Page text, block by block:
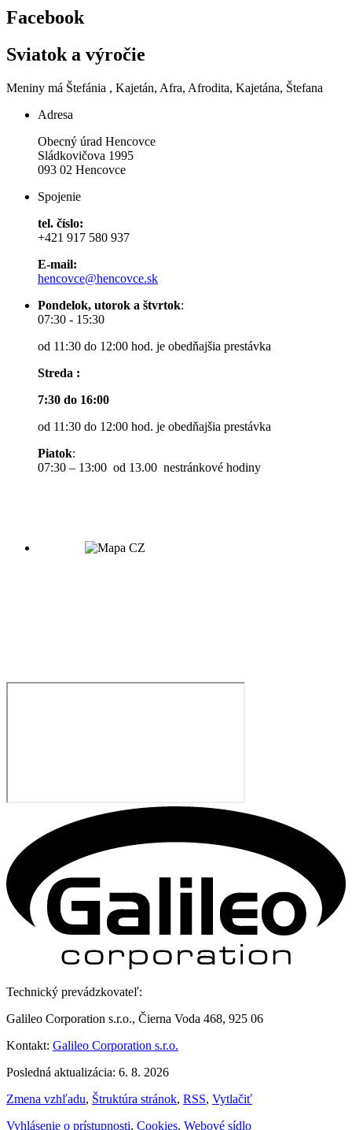
Facebook
Sviatok a výročie
Meniny má Štefánia , Kajetán, Afra, Afrodita, Kajetána, Štefana
Adresa
Obecný úrad Hencovce
Sládkovičova 1995
093 02 Hencovce
Spojenie
tel. číslo:
+421 917 580 937
E-mail:
hencovce@hencovce.sk
Pondelok, utorok a štvrtok:
07:30 - 15:30
od 11:30 do 12:00 hod. je obedňajšia prestávka
Streda :
7:30 do 16:00
od 11:30 do 12:00 hod. je obedňajšia prestávka
Piatok:
07:30 – 13:00 od 13.00 nestránkové hodiny
Technický prevádzkovateľ:
Galileo Corporation s.r.o., Čierna Voda 468, 925 06
Kontakt: Galileo Corporation s.r.o.
Posledná aktualizácia: 6. 8. 2026
Zmena vzhľadu, Štruktúra stránok, RSS, Vytlačiť
Vyhlásenie o prístupnosti, Cookies, Webové sídlo